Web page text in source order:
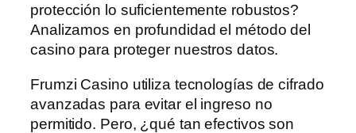
protección lo suficientemente robustos?
Analizamos en profundidad el método del
casino para proteger nuestros datos.
Frumzi Casino utiliza tecnologías de cifrado
avanzadas para evitar el ingreso no
permitido. Pero, ¿qué tan efectivos son